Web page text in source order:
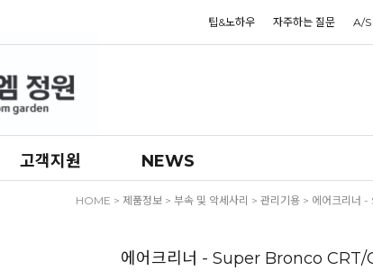
팁&노하우 자주하는 질문 A/S
고객지원 NEWS
HOME > 제품정보 > 부속 및 악세사리 > 관리기용 > 에어크리너
에어크리너 - Super Bronco